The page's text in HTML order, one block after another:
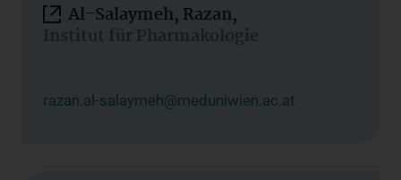
Al-Salaymeh, Razan,
Institut für Pharmakologie
razan.al-salaymeh@meduniwien.ac.at